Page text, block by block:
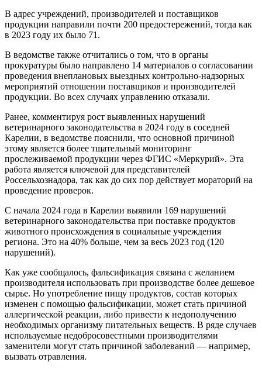
В адрес учреждений, производителей и поставщиков
продукции направили почти 200 предостережений, тогда как
в 2023 году их было 71.
В ведомстве также отчитались о том, что в органы
прокуратуры было направлено 14 материалов о согласовании
проведения внеплановых выездных контрольно-надзорных
мероприятий отношении поставщиков и производителей
продукции. Во всех случаях управлению отказали.
Ранее, комментируя рост выявленных нарушений
ветеринарного законодательства в 2024 году в соседней
Карелии, в ведомстве пояснили, что основной причиной
этому является более тщательный мониторинг
прослеживаемой продукции через ФГИС «Меркурий». Эта
работа является ключевой для представителей
Россельхознадора, так как до сих пор действует мораторий на
проведение проверок.
С начала 2024 года в Карелии выявили 169 нарушений
ветеринарного законодательства при поставке продуктов
животного происхождения в социальные учреждения
региона. Это на 40% больше, чем за весь 2023 год (120
нарушений).
Как уже сообщалось, фальсификация связана с желанием
производителя использовать при производстве более дешевое
сырье. Но употребление пищу продуктов, состав которых
изменен с помощью фальсификации, может стать причиной
аллергической реакции, либо привести к недополучению
необходимых организму питательных веществ. В ряде случаев
используемые недобросовестными производителями
заменители могут стать причиной заболеваний — например,
вызвать отравления.